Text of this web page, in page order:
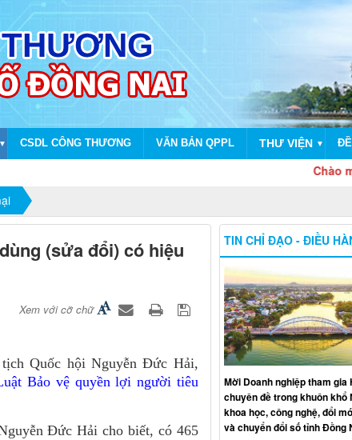
▼ CSDL CÔNG THƯƠNG VĂN BẢN QPPL THƯ VIỆN ▼
Chào mừng
(sửa đổi) có hiệu
Xem với cỡ chữ
Quốc hội Nguyễn Đức Hải,
Bảo vệ quyền lợi người tiêu
Đức Hải cho biết, có 465
TIN CHỈ ĐẠO - ĐIỀU
Mời Doanh nghiệp tham gia
chuyên đề trong khuôn khổ
khoa học, công nghệ, đổi
và chuyển đổi số tỉnh Đồng